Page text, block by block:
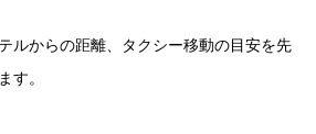
ルからの距離、タクシー移動の目安を先
す。